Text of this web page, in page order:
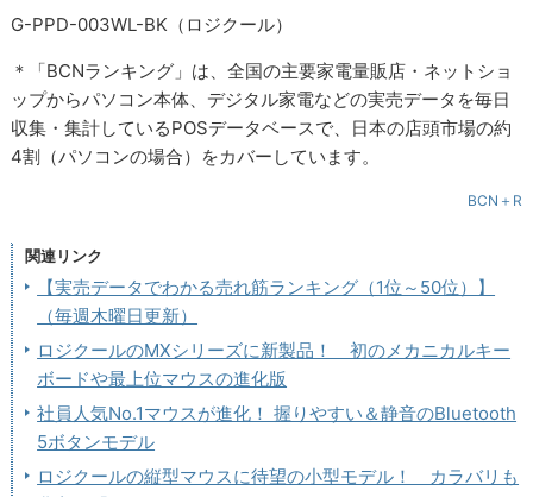
G-PPD-003WL-BK（ロジクール）
＊「BCNランキング」は、全国の主要家電量販店・ネットショ
ップからパソコン本体、デジタル家電などの実売データを毎日
収集・集計しているPOSデータベースで、日本の店頭市場の約
4割（パソコンの場合）をカバーしています。
BCN＋R
関連リンク
【実売データでわかる売れ筋ランキング（1位～50位）】
（毎週木曜日更新）
ロジクールのMXシリーズに新製品！ 初のメカニカルキー
ボードや最上位マウスの進化版
社員人気No.1マウスが進化！ 握りやすい＆静音のBluetooth
5ボタンモデル
ロジクールの縦型マウスに待望の小型モデル！ カラバリも